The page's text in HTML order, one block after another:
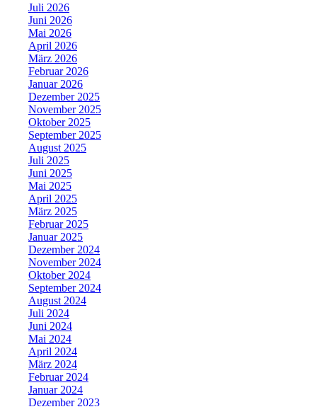
Juli 2026
Juni 2026
Mai 2026
April 2026
März 2026
Februar 2026
Januar 2026
Dezember 2025
November 2025
Oktober 2025
September 2025
August 2025
Juli 2025
Juni 2025
Mai 2025
April 2025
März 2025
Februar 2025
Januar 2025
Dezember 2024
November 2024
Oktober 2024
September 2024
August 2024
Juli 2024
Juni 2024
Mai 2024
April 2024
März 2024
Februar 2024
Januar 2024
Dezember 2023